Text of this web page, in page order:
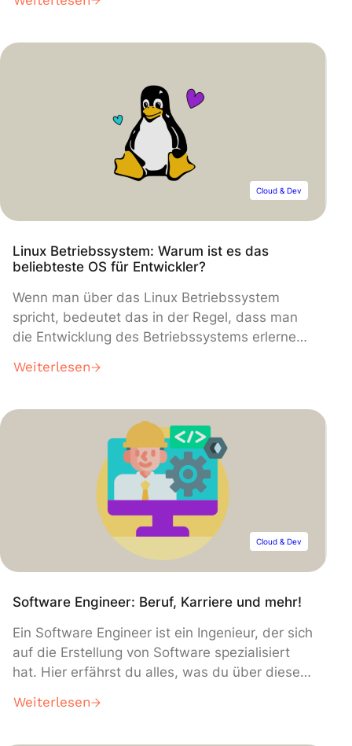
Kombination hilft dir diese Bibliothek, die
Cloud & Dev
Linux Betriebssystem: Warum ist es das
beliebteste OS für Entwickler?
Wenn man über das Linux Betriebssystem
spricht, bedeutet das in der Regel, dass man
die Entwicklung des Betriebssystems erlernen
das wirklich gerechtfertigt? Das wollen wir in
Weiterlesen
Cloud & Dev
Software Engineer: Beruf, Karriere und mehr!
Ein Software Engineer ist ein Ingenieur, der sich
auf die Erstellung von Software spezialisiert
hat. Hier erfährst du alles, was du über diesen
wissen musst!
Weiterlesen